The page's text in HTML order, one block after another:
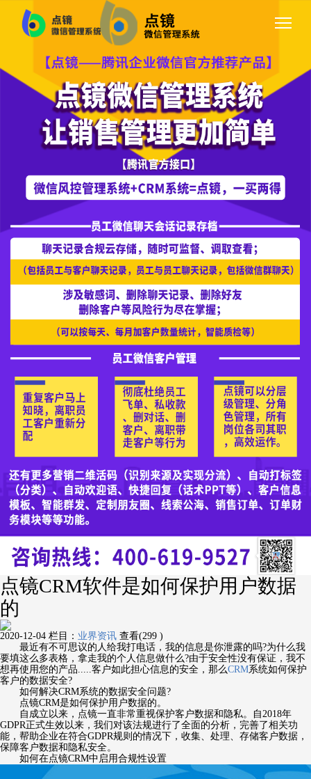
点镜CRM软件是如何保护用户数据
的
2020-12-04 栏目： 业界资讯 查看(299 )
最近有不可思议的人给我打电话，我的信息是你泄露的吗?为什么我
要填这么多表格，拿走我的个人信息做什么?由于安全性没有保证，我不
想再使用您的产品.....客户如此担心信息的安全，那么CRM系统如何保护
客户的数据安全?
如何解决CRM系统的数据安全问题?
点镜CRM是如何保护用户数据的。
自成立以来，点镜一直非常重视保护客户数据和隐私。自2018年
GDPR正式生效以来，我们对该法规进行了全面的分析，完善了相关功
能，帮助企业在符合GDPR规则的情况下，收集、处理、存储客户数据，
保障客户数据和隐私安全。
如何在点镜CRM中启用合规性设置